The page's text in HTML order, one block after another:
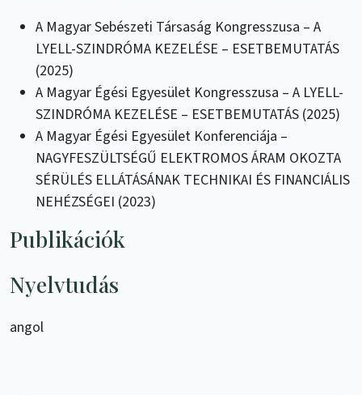
A Magyar Sebészeti Társaság Kongresszusa – A
LYELL-SZINDRÓMA KEZELÉSE – ESETBEMUTATÁS
(2025)
A Magyar Égési Egyesület Kongresszusa – A LYELL-
SZINDRÓMA KEZELÉSE – ESETBEMUTATÁS (2025)
A Magyar Égési Egyesület Konferenciája –
NAGYFESZÜLTSÉGŰ ELEKTROMOS ÁRAM OKOZTA
SÉRÜLÉS ELLÁTÁSÁNAK TECHNIKAI ÉS FINANCIÁLIS
NEHÉZSÉGEI (2023)
Publikációk
Nyelvtudás
angol